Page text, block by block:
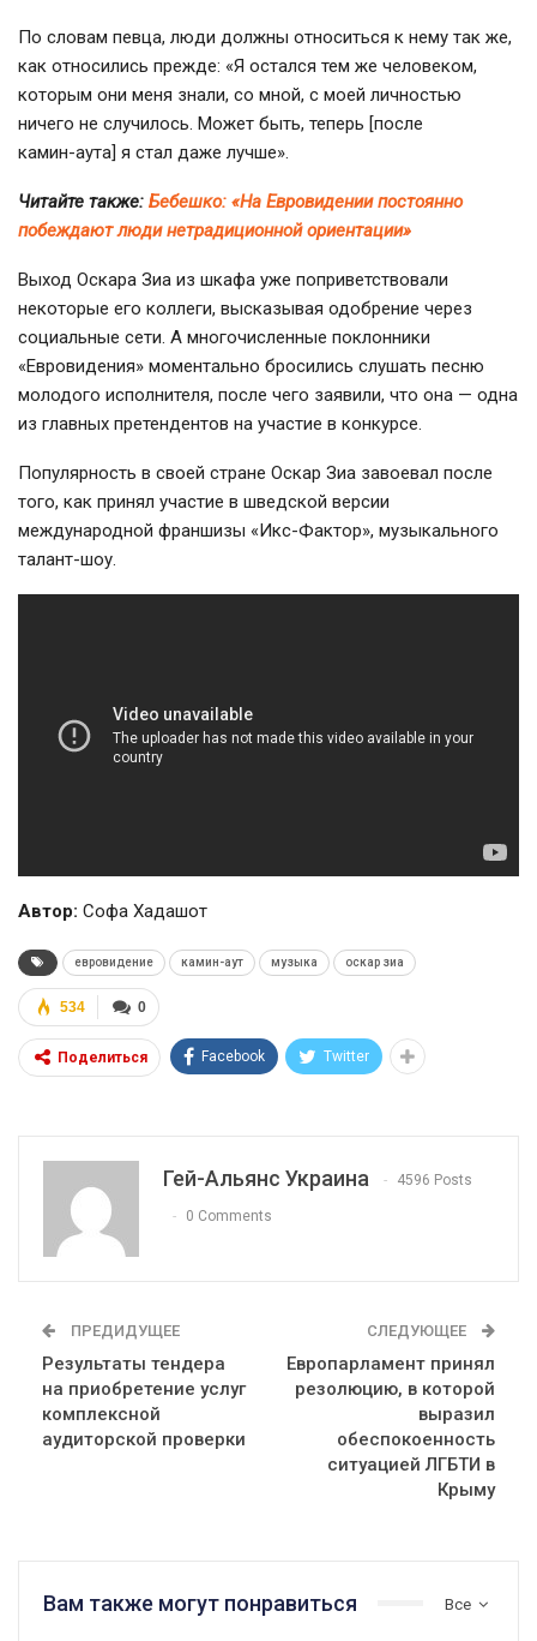
По словам певца, люди должны относиться к нему так же,
как относились прежде: «Я остался тем же человеком,
которым они меня знали, со мной, с моей личностью
ничего не случилось. Может быть, теперь [после
камин-аута] я стал даже лучше».
Читайте также: Бебешко: «На Евровидении постоянно
побеждают люди нетрадиционной ориентации»
Выход Оскара Зиа из шкафа уже поприветствовали
некоторые его коллеги, высказывая одобрение через
социальные сети. А многочисленные поклонники
«Евровидения» моментально бросились слушать песню
молодого исполнителя, после чего заявили, что она — одна
из главных претендентов на участие в конкурсе.
Популярность в своей стране Оскар Зиа завоевал после
того, как принял участие в шведской версии
международной франшизы «Икс-Фактор», музыкального
талант-шоу.
Автор: Софа Хадашот
евровидение камин-аут музыка оскар зиа
0
534
Поделиться Facebook Twitter
Гей-Альянс Украина 4596 Posts
0 Comments
ПРЕДИДУЩЕЕ
Результаты тендера
на приобретение услуг
комплексной
аудиторской проверки
СЛЕДУЮЩЕЕ
Европарламент принял
резолюцию, в которой
выразил
обеспокоенность
ситуацией ЛГБТИ в
Крыму
Все
Вам также могут понравиться